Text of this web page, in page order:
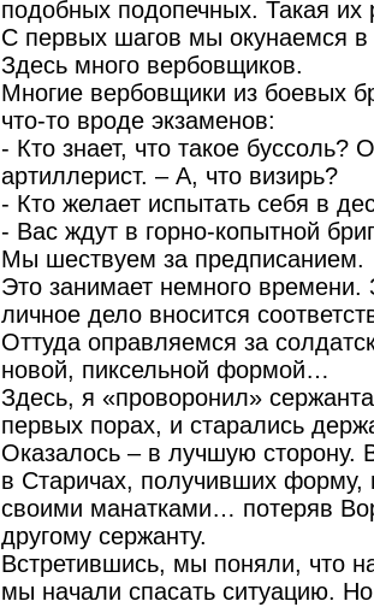
подобных подопечных. Такая их
С первых шагов мы окунаемся в
Здесь много вербовщиков.
Многие вербовщики из боевых
что-то вроде экзаменов:
- Кто знает, что такое буссоль?
артиллерист. – А, что визирь?
- Кто желает испытать себя в
- Вас ждут в горно-копытной
Мы шествуем за предписанием.
Это занимает немного
личное дело вносится
Оттуда оправляемся за
новой, пиксельной формой…
Здесь, я «проворонил»
первых порах, и старались
Оказалось – в лучшую сторону.
в Старичах, получивших
своими манатками… потеряв
другому сержанту.
Встретившись, мы поняли, что
мы начали спасать ситуацию.